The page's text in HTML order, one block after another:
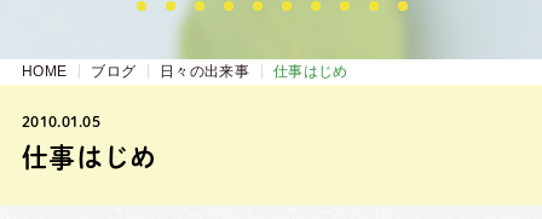
HOME ブログ 日々の出来事 仕事はじめ
2010.01.05
仕事はじめ